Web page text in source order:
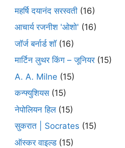
महर्षि दयानंद सरस्वती (16)
आचार्य रजनीश 'ओशो' (16)
जॉर्ज बर्नार्ड शॉ(16)
मार्टिन लुथर किंग – जूनियर(15)
A. A. Milne (15)
कन्फ्युशियस(15)
नेपोलियन हिल(15)
सुकरात | Socrates (15)
ऑस्कर वाइल्ड(15)